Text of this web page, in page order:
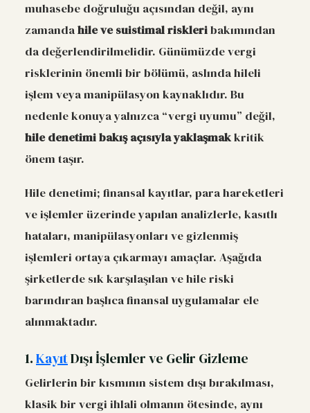
muhasebe doğruluğu açısından değil, aynı
zamandahile ve suistimal riskleribakımından
da değerlendirilmelidir. Günümüzde vergi
risklerinin önemli bir bölümü, aslında hileli
işlem veya manipülasyon kaynaklıdır. Bu
nedenle konuya yalnızca “vergi uyumu” değil,
hile denetimi bakış açısıyla yaklaşmakkritik
önem taşır.
Hile denetimi; finansal kayıtlar, para hareketleri
ve işlemler üzerinde yapılan analizlerle, kasıtlı
hataları, manipülasyonları ve gizlenmiş
işlemleri ortaya çıkarmayı amaçlar. Aşağıda
şirketlerde sık karşılaşılan ve hile riski
barındıran başlıca finansal uygulamalar ele
alınmaktadır.
1.KayıtDışı İşlemler ve Gelir Gizleme
Gelirlerin bir kısmının sistem dışı bırakılması,
klasik bir vergi ihlali olmanın ötesinde, aynı